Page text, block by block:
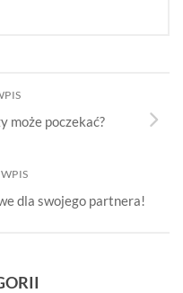
może poczekać?
dla swojego partnera!